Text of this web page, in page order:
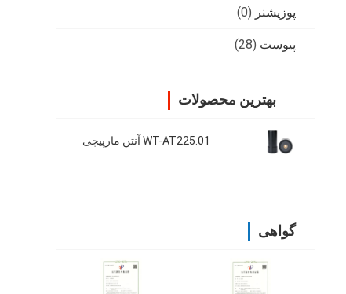
پوزیشنر (0)
پیوست (28)
بهترین محصولات
WT-AT225.01 آنتن مارپیچی
گواهی